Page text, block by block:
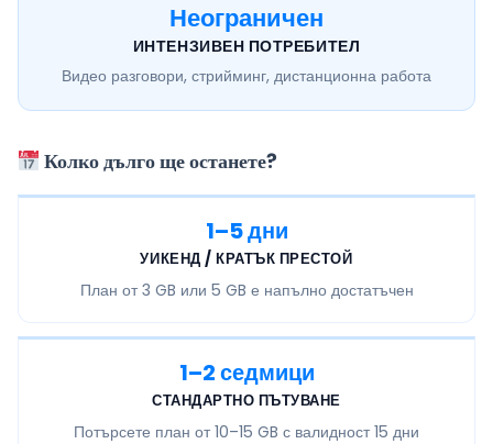
Неограничен
ИНТЕНЗИВЕН ПОТРЕБИТЕЛ
Видео разговори, стрийминг, дистанционна работа
Колко дълго ще останете?
1–5 дни
УИКЕНД / КРАТЪК ПРЕСТОЙ
План от3 GB или 5 GB е напълно достатъчен
1–2 седмици
СТАНДАРТНО ПЪТУВАНЕ
Потърсете план от10–15 GB с валидност 15 дни